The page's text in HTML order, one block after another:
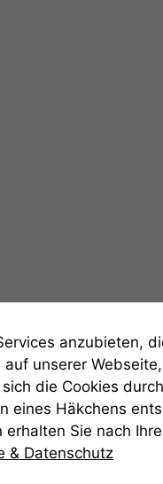
anzubieten,
unserer
die Cookies
eines Häkchens
Sie nach
& Datenschutz